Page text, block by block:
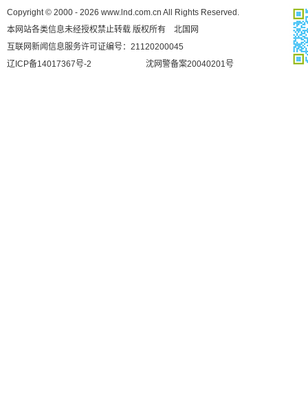
Copyright © 2000 - 2026 www.lnd.com.cn All Rights Reserved.
本网站各类信息未经授权禁止转载 版权所有 北国网
互联网新闻信息服务许可证编号：21120200045
辽ICP备14017367号-2
沈网警备案20040201号